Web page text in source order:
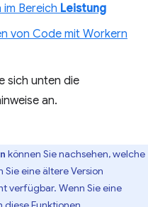
Bereich Leistung
von Code mit Workern
sich unten die
an.
können Sie nachsehen, welche
eine ältere Version
verfügbar. Wenn Sie eine